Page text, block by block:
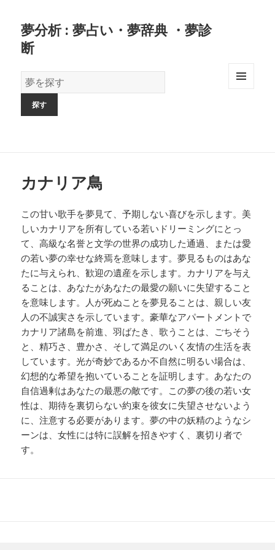
夢分析 : 夢占い・夢辞典 ・夢診
断
夢
の
カナリア鳥
この甘い歌手を夢見て、予期しない喜びを示します。美
しいカナリアを所有している若いドリーミングにとっ
て、高級な名誉と文学の世界の成功した通過、または愛
の若い夢の幸せな終焉を意味します。夢見るものはあな
たに与えられ、歓迎の遺産を示します。カナリアを与え
ることは、あなたがあなたの最愛の願いに失望すること
を意味します。人が死ぬことを夢見ることは、親しい友
人の不誠実さを示しています。豪華なアパートメントで
カナリア諸島を前進、羽ばたき、歌うことは、ごちそう
と、精巧さ、豊かさ、そして満足のいく友情の生活を表
しています。光が奇妙であるか不自然に明るい場合は、
幻想的な希望を抱いていることを証明します。あなたの
自信過剰はあなたの最悪の敵です。この夢の後の若い女
性は、期待を裏切らない約束を彼女に失望させないよう
に、注意する必要があります。夢の中の妖精のようなシ
ーンは、女性には特に誤解を招きやすく、裏切り者で
す。